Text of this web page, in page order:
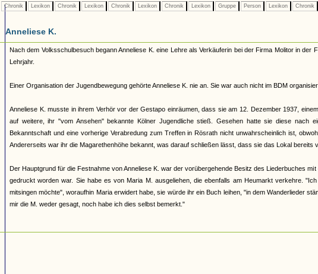
Chronik Lexikon Chronik Lexikon Chronik Lexikon Chronik Lexikon Gruppe Person Lexikon Chronik
Anneliese K.
Nach dem Volksschulbesuch begann Anneliese K. eine Lehre als Verkäuferin bei der Firma Molitor in
Lehrjahr.
Einer Organisation der Jugendbewegung gehörte Anneliese K. nie an. Sie war auch nicht im BDM
Anneliese K. musste in ihrem Verhör vor der Gestapo einräumen, dass sie am 12. Dezember 1937,
auf weitere, ihr "vom Ansehen" bekannte Kölner Jugendliche stieß. Gesehen hatte sie diese nach
Bekanntschaft und eine vorherige Verabredung zum Treffen in Rösrath nicht unwahrscheinlich ist,
Andererseits war ihr die Magarethenhöhe bekannt, was darauf schließen lässt, dass sie das Lokal bereits
Der Hauptgrund für die Festnahme von Anneliese K. war der vorübergehende Besitz des Liederbuches
gedruckt worden war. Sie habe es von Maria M. ausgeliehen, die ebenfalls am Heumarkt verkehre.
mitsingen möchte", woraufhin Maria erwidert habe, sie würde ihr ein Buch leihen, "in dem Wanderlieder
mir die M. weder gesagt, noch habe ich dies selbst bemerkt."